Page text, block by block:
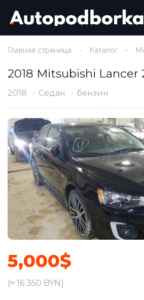
Главная страница Каталог
2018 Mitsubishi Lancer
2018 Седан бензин
5,000$
(≈ 16 350 BYN)